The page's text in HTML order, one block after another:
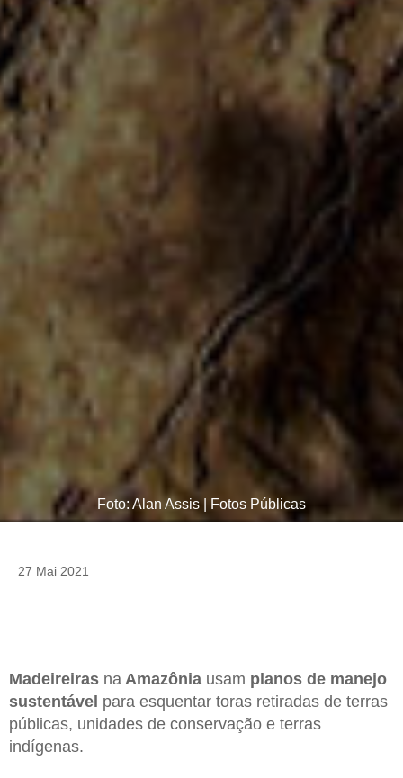
Foto: Alan Assis | Fotos Públicas
27 Mai 2021
Madeireiras na Amazônia usam planos de manejo
sustentável para esquentar toras retiradas de terras
públicas, unidades de conservação e terras
indígenas.